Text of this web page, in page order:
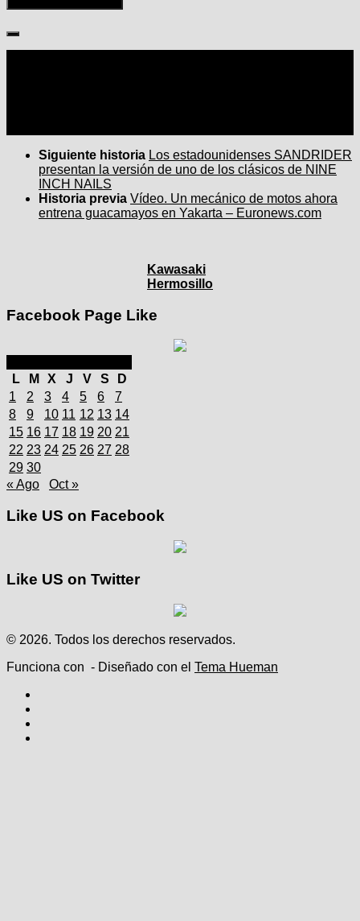
Siguiente historia Los estadounidenses SANDRIDER
presentan la versión de uno de los clásicos de NINE
INCH NAILS
Historia previa Vídeo. Un mecánico de motos ahora
entrena guacamayos en Yakarta – Euronews.com
Kawasaki
Hermosillo
Facebook Page Like
L
M X J V S
D
1
2 3 4 5 6
7
8
9 10 11 12 13 14
15 16 17 18 19 20 21
22 23 24 25 26 27 28
29 30
« Ago
Oct »
Like US on Facebook
Like US on Twitter
© 2026. Todos los derechos reservados.
Funciona con - Diseñado con el Tema Hueman